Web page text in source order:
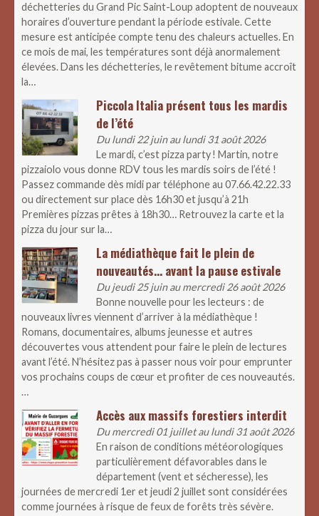
déchetteries du Grand Pic Saint-Loup adoptent de nouveaux
horaires d’ouverture pendant la période estivale. Cette
mesure est anticipée compte tenu des chaleurs actuelles. En
ce mois de mai, les températures sont déjà anormalement
élevées. Dans les déchetteries, le revêtement bitume accroît
la…
Piccola Italia présent tous les mardis
de l’été
Du lundi 22 juin au lundi 31 août 2026
Le mardi, c’est pizza party ! Martin, notre
pizzaiolo vous donne RDV tous les mardis soirs de l’été !
Passez commande dès midi par téléphone au 07.66.42.22.33
ou directement sur place dès 16h30 et jusqu’à 21h
Premières pizzas prêtes à 18h30… Retrouvez la carte et la
pizza du jour sur la…
La médiathèque fait le plein de
nouveautés… avant la pause estivale
Du jeudi 25 juin au mercredi 26 août 2026
Bonne nouvelle pour les lecteurs : de
nouveaux livres viennent d’arriver à la médiathèque !
Romans, documentaires, albums jeunesse et autres
découvertes vous attendent pour faire le plein de lectures
avant l’été. N’hésitez pas à passer nous voir pour emprunter
vos prochains coups de cœur et profiter de ces nouveautés.
…
Accès aux massifs forestiers interdit
Du mercredi 01 juillet au lundi 31 août 2026
En raison de conditions météorologiques
particulièrement défavorables dans le
département (vent et sécheresse), les
journées de mercredi 1er et jeudi 2 juillet sont considérées
comme journées à risque de feux de forêts très sévère.